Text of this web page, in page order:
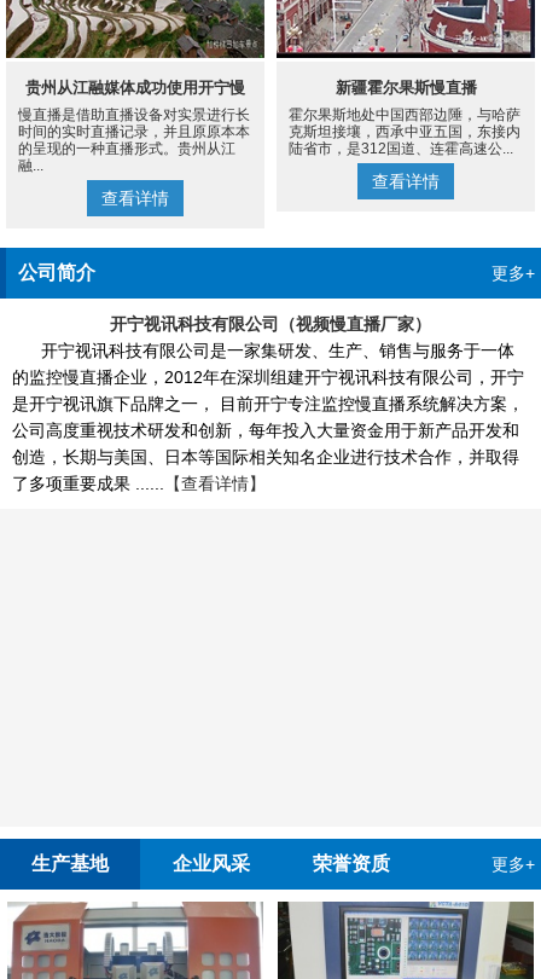
贵州从江融媒体成功使用开宁慢
直播设备案例
慢直播是借助直播设备对实景进行长
时间的实时直播记录，并且原原本本
的呈现的一种直播形式。贵州从江
融...
查看详情
新疆霍尔果斯慢直播
霍尔果斯地处中国西部边陲，与哈萨
克斯坦接壤，西承中亚五国，东接内
陆省市，是312国道、连霍高速公...
查看详情
公司简介 更多+
开宁视讯科技有限公司（视频慢直播厂家）
开宁视讯科技有限公司是一家集研发、生产、销售与服务于一体
的监控慢直播企业，2012年在深圳组建开宁视讯科技有限公司，开宁
是开宁视讯旗下品牌之一， 目前开宁专注监控慢直播系统解决方案，
公司高度重视技术研发和创新，每年投入大量资金用于新产品开发和
创造，长期与美国、日本等国际相关知名企业进行技术合作，并取得
了多项重要成果 ......
【查看详情】
生产基地 企业风采 荣誉资质 更多+